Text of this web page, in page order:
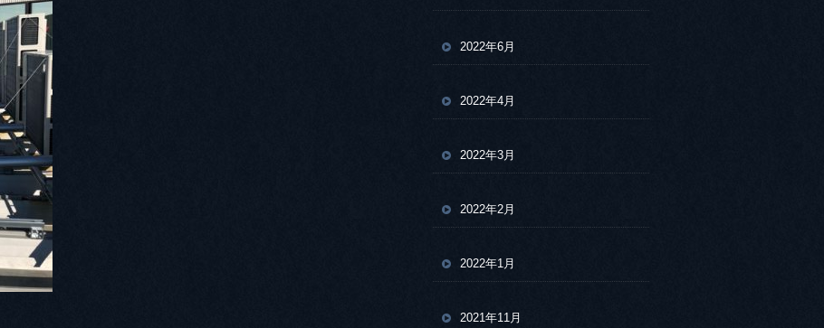
2022年6月
2022年4月
2022年3月
2022年2月
2022年1月
2021年11月